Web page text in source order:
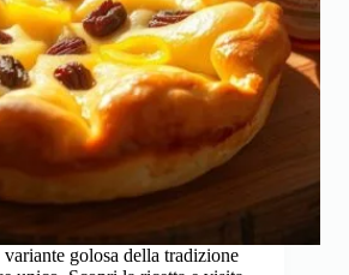
golosa della tradizione